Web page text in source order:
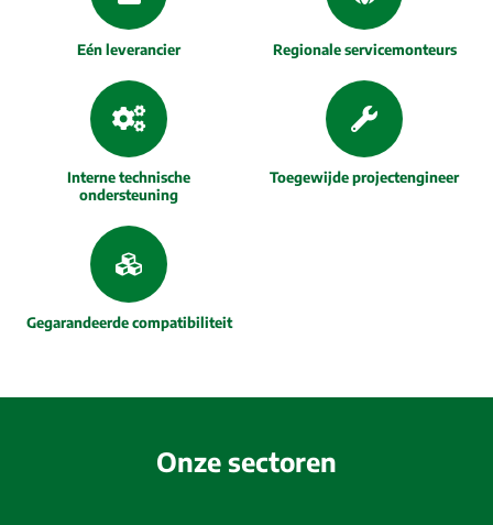
Eén leverancier Regionale servicemonteurs
Interne technische
ondersteuning
Toegewijde projectengineer
Gegarandeerde compatibiliteit
Onze sectoren